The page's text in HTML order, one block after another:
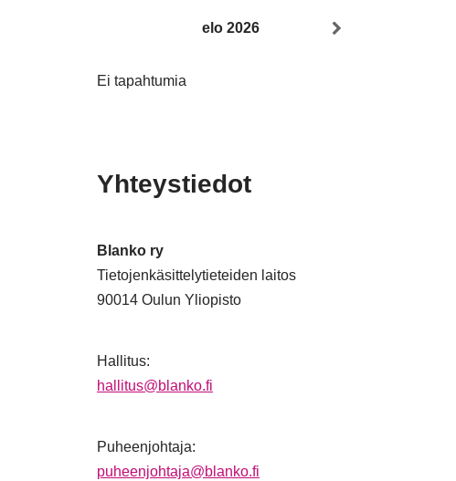
elo 2026
Ei tapahtumia
Yhteystiedot
Blanko ry
Tietojenkäsittelytieteiden laitos
90014 Oulun Yliopisto
Hallitus:
hallitus@blanko.fi
Puheenjohtaja:
puheenjohtaja@blanko.fi